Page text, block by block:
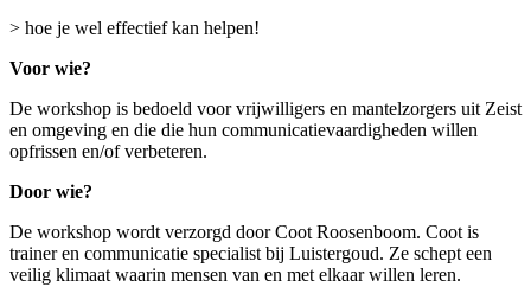
> hoe je wel effectief kan helpen!
Voor wie?
De workshop is bedoeld voor vrijwilligers en mantelzorgers uit Zeist
en omgeving en die die hun communicatievaardigheden willen
opfrissen en/of verbeteren.
Door wie?
De workshop wordt verzorgd door Coot Roosenboom. Coot is
trainer en communicatie specialist bij Luistergoud. Ze schept een
veilig klimaat waarin mensen van en met elkaar willen leren.